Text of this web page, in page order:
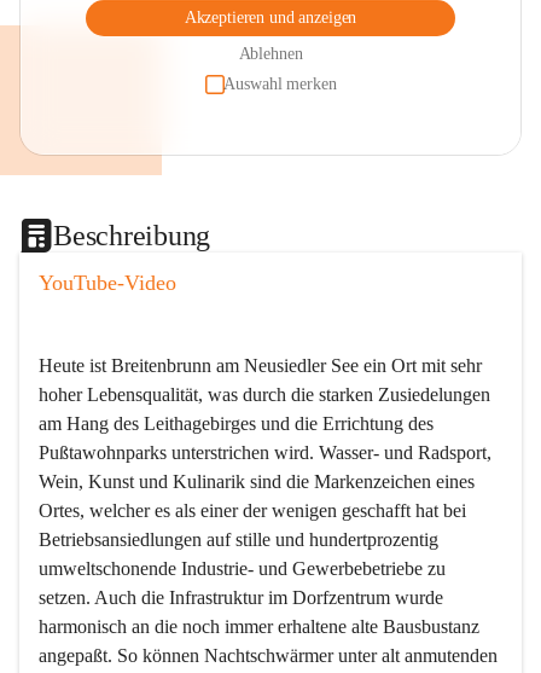
Akzeptieren und anzeigen
Ablehnen
Auswahl merken
Beschreibung
YouTube-Video
Heute ist Breitenbrunn am Neusiedler See ein Ort mit sehr
hoher Lebensqualität, was durch die starken Zusiedelungen
am Hang des Leithagebirges und die Errichtung des
Pußtawohnparks unterstrichen wird. Wasser- und Radsport,
Wein, Kunst und Kulinarik sind die Markenzeichen eines
Ortes, welcher es als einer der wenigen geschafft hat bei
Betriebsansiedlungen auf stille und hundertprozentig
umweltschonende Industrie- und Gewerbebetriebe zu
setzen. Auch die Infrastruktur im Dorfzentrum wurde
harmonisch an die noch immer erhaltene alte Bausbustanz
angepaßt. So können Nachtschwärmer unter alt anmutenden